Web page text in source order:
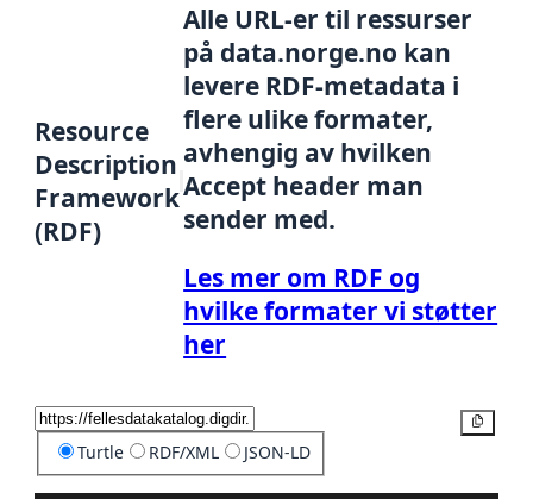
Resource
Description
Framework
(RDF)
Alle URL-er til ressurser
på data.norge.no kan
levere RDF-metadata i
flere ulike formater,
avhengig av hvilken
Accept header man
sender med.
Les mer om RDF og
hvilke formater vi støtter
her
Turtle RDF/XML JSON-LD